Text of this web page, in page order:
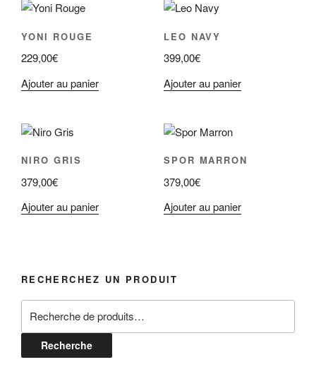
YONI ROUGE
229,00€
Ajouter au panier
LEO NAVY
399,00€
Ajouter au panier
NIRO GRIS
379,00€
Ajouter au panier
SPOR MARRON
379,00€
Ajouter au panier
RECHERCHEZ UN PRODUIT
pour :
Recherche